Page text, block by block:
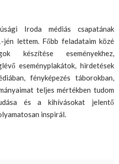
Iroda médiás csapatának
jén lettem. Főbb feladataim közé
készítése eseményekhez,
eseményplakátok, hirdetések
fényképezés táborokban,
teljes mértékben tudom
és a kihívásokat jelentő
inspirál.